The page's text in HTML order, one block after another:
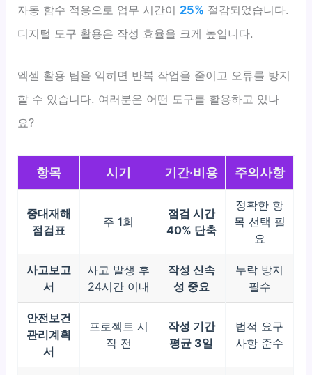
자동 함수 적용으로 업무 시간이 25% 절감되었습니다.
디지털 도구 활용은 작성 효율을 크게 높입니다.
엑셀 활용 팁을 익히면 반복 작업을 줄이고 오류를 방지
할 수 있습니다. 여러분은 어떤 도구를 활용하고 있나
요?
항목 시기 기간·비용 주의사항
중대재해
점검표
주 1회
점검 시간
40% 단축
정확한 항
목 선택 필
요
사고보고
서
사고 발생 후
24시간 이내
작성 신속
성 중요
누락 방지
필수
안전보건
관리계획
서
프로젝트 시
작 전
작성 기간
평균 3일
법적 요구
사항 준수